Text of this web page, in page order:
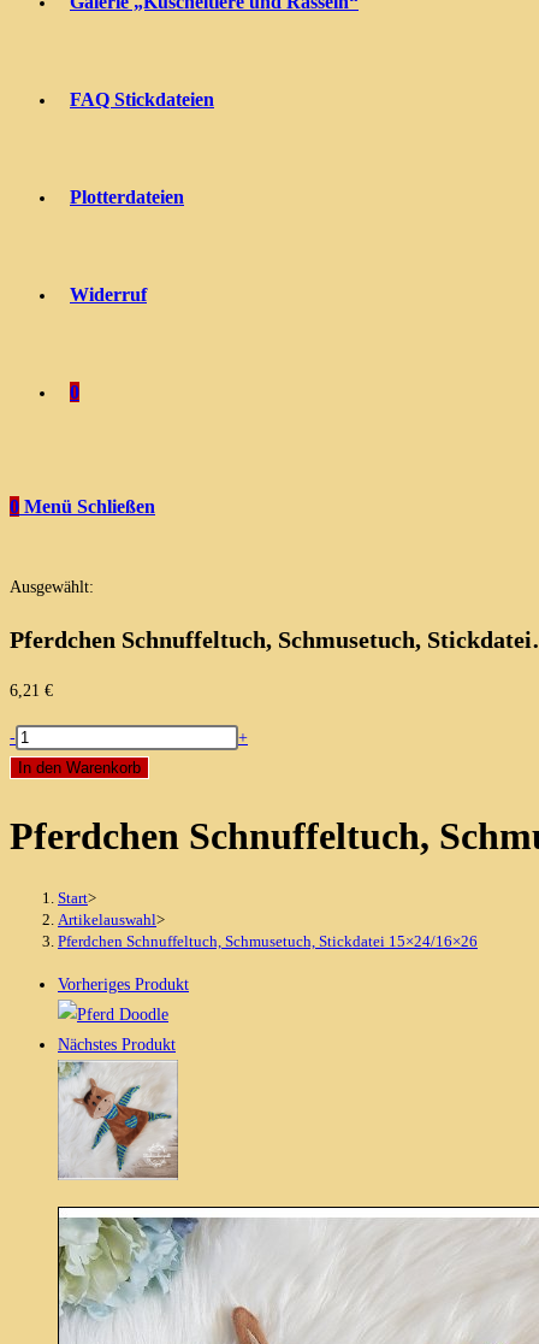
FAQ Stickdateien
Plotterdateien
Widerruf
0
0 Menü Schließen
Ausgewählt:
Pferdchen Schnuffeltuch, Schmusetuch,
6,21 €
Pferdchen
Schnuffeltuch,
Stickdatei
-
+
In den Warenkorb
Pferdchen Schnuffeltuch,
Start>
Artikelauswahl>
Pferdchen Schnuffeltuch, Schmusetuch, Stickdatei 15×24/16×26
Vorheriges Produkt
Nächstes Produkt